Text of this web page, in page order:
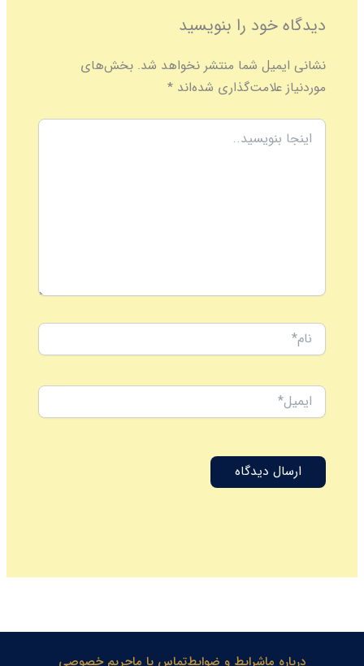
دیدگاه‌ خود را بنویسید
نشانی ایمیل شما منتشر نخواهد شد. بخش‌های
موردنیاز علامت‌گذاری شده‌اند*
اینجا
بنویسید..
نام*
ایمیل*
درباره ماشرایط و ضوابطتماس با ماحریم خصوصی